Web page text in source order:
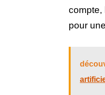
compte,
pour